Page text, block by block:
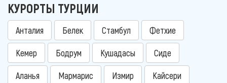
КУРОРТЫ ТУРЦИИ
Анталия Белек Стамбул Фетхие
Кемер Бодрум Кушадасы Сиде
Аланья Мармарис Измир Кайсери